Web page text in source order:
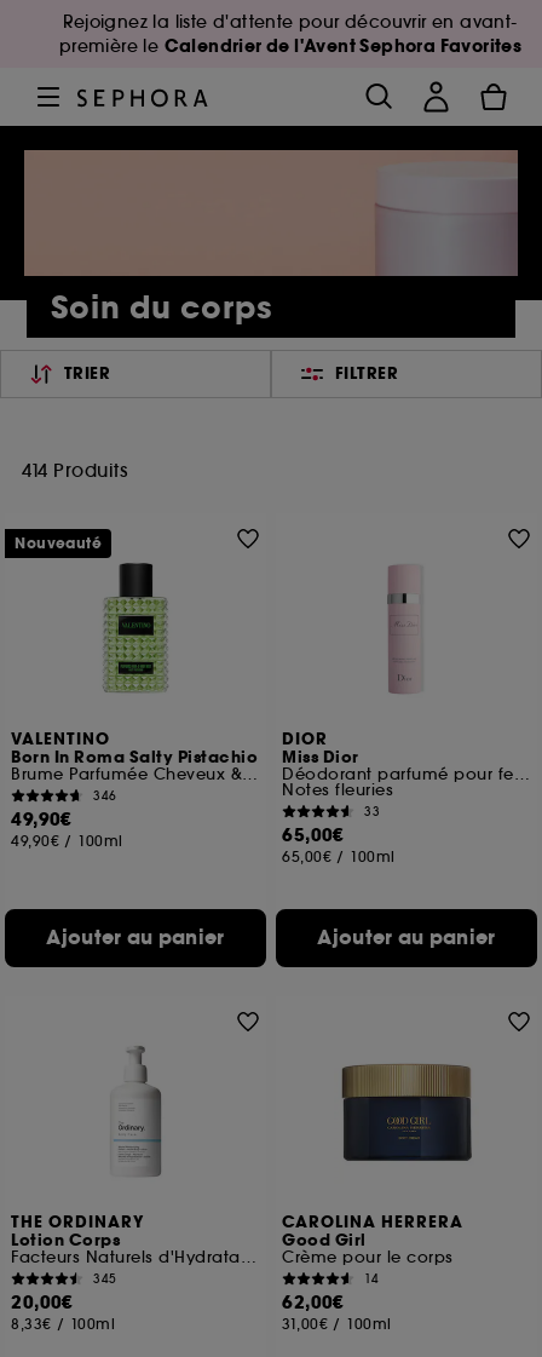
Rejoignez la liste d'attente pour découvrir en avant-
première le Calendrier de l'Avent Sephora Favorites
Soin du corps
TRIER FILTRER
414 Produits
VALENTINO
Born In Roma Salty Pistachio
Brume Parfumée Cheveux & Corps
346
49,90€
49,90€ / 100ml
Ajouter au panier
Nouveauté
DIOR
Miss Dior
Déodorant parfumé pour femme vaporisateur
Notes fleuries
33
65,00€
65,00€ / 100ml
Ajouter au panier
THE ORDINARY
Lotion Corps
Facteurs Naturels d'Hydratation + Inuline
345
20,00€
8,33€ / 100ml
CAROLINA HERRERA
Good Girl
Crème pour le corps
14
62,00€
31,00€ / 100ml